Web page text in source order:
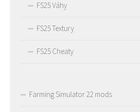
FS25 Váhy
FS25 Textury
FS25 Cheaty
Farming Simulator 22 mods